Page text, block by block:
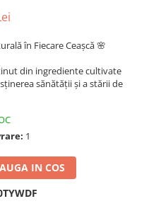
în Fiecare Ceașcă 🌸
din ingrediente cultivate
sănătății și a stării de
1
IN COS